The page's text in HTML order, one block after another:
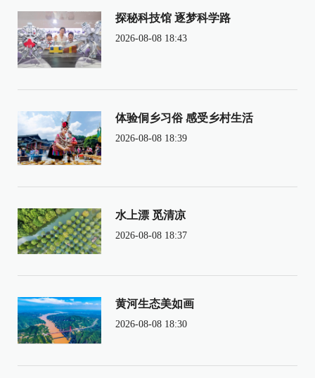
探秘科技馆 逐梦科学路
2026-08-08 18:43
体验侗乡习俗 感受乡村生活
2026-08-08 18:39
水上漂 觅清凉
2026-08-08 18:37
黄河生态美如画
2026-08-08 18:30